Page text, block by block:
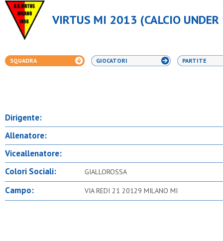
VIRTUS MI 2013 (CALCIO
SQUADRA GIOCATORI PARTITE
Dirigente:
Allenatore:
Viceallenatore:
Colori Sociali:
GIALLOROSSA
Campo: VIA REDI 21 20129 MILANO MI